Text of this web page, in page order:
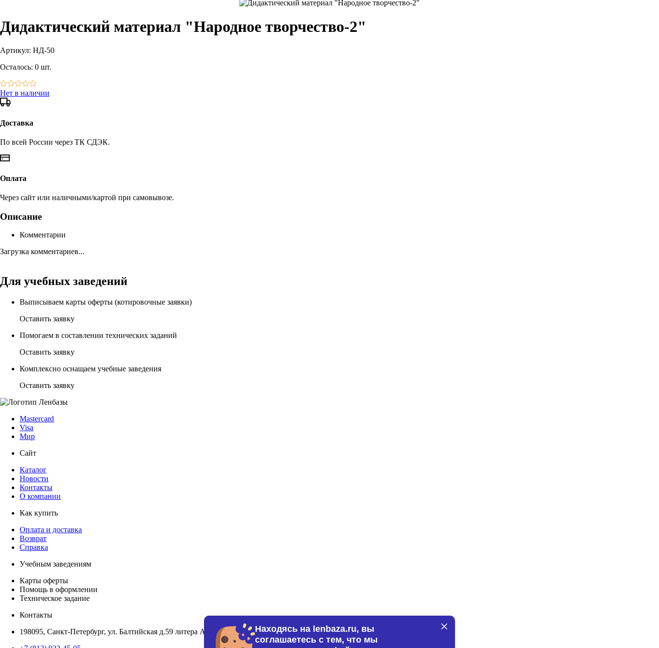
Дидактический материал "Народное творчество-2"
Артикул: НД-50
Осталось: 0 шт.
Нет в наличии
Доставка
По всей России через ТК СДЭК.
Оплата
Через сайт или наличными/картой при самовывозе.
Описание
Комментарии
Загрузка комментариев...
Для учебных заведений
Выписываем карты оферты (котировочные заявки)
Оставить заявку
Помогаем в составлении технических заданий
Оставить заявку
Комплексно оснащаем учебные заведения
Оставить заявку
Mastercard
Visa
Мир
Сайт
Каталог
Новости
Контакты
О компании
Как купить
Оплата и доставка
Возврат
Справка
Учебным заведениям
Карты оферты
Помощь в оформлении
Техническое задание
Контакты
198095, Санкт-Петербург, ул. Балтийская д.59 литера А, пом. 1-Н (77) Находясь на lenbaza.ru, вы
соглашаетесь с тем, что мы